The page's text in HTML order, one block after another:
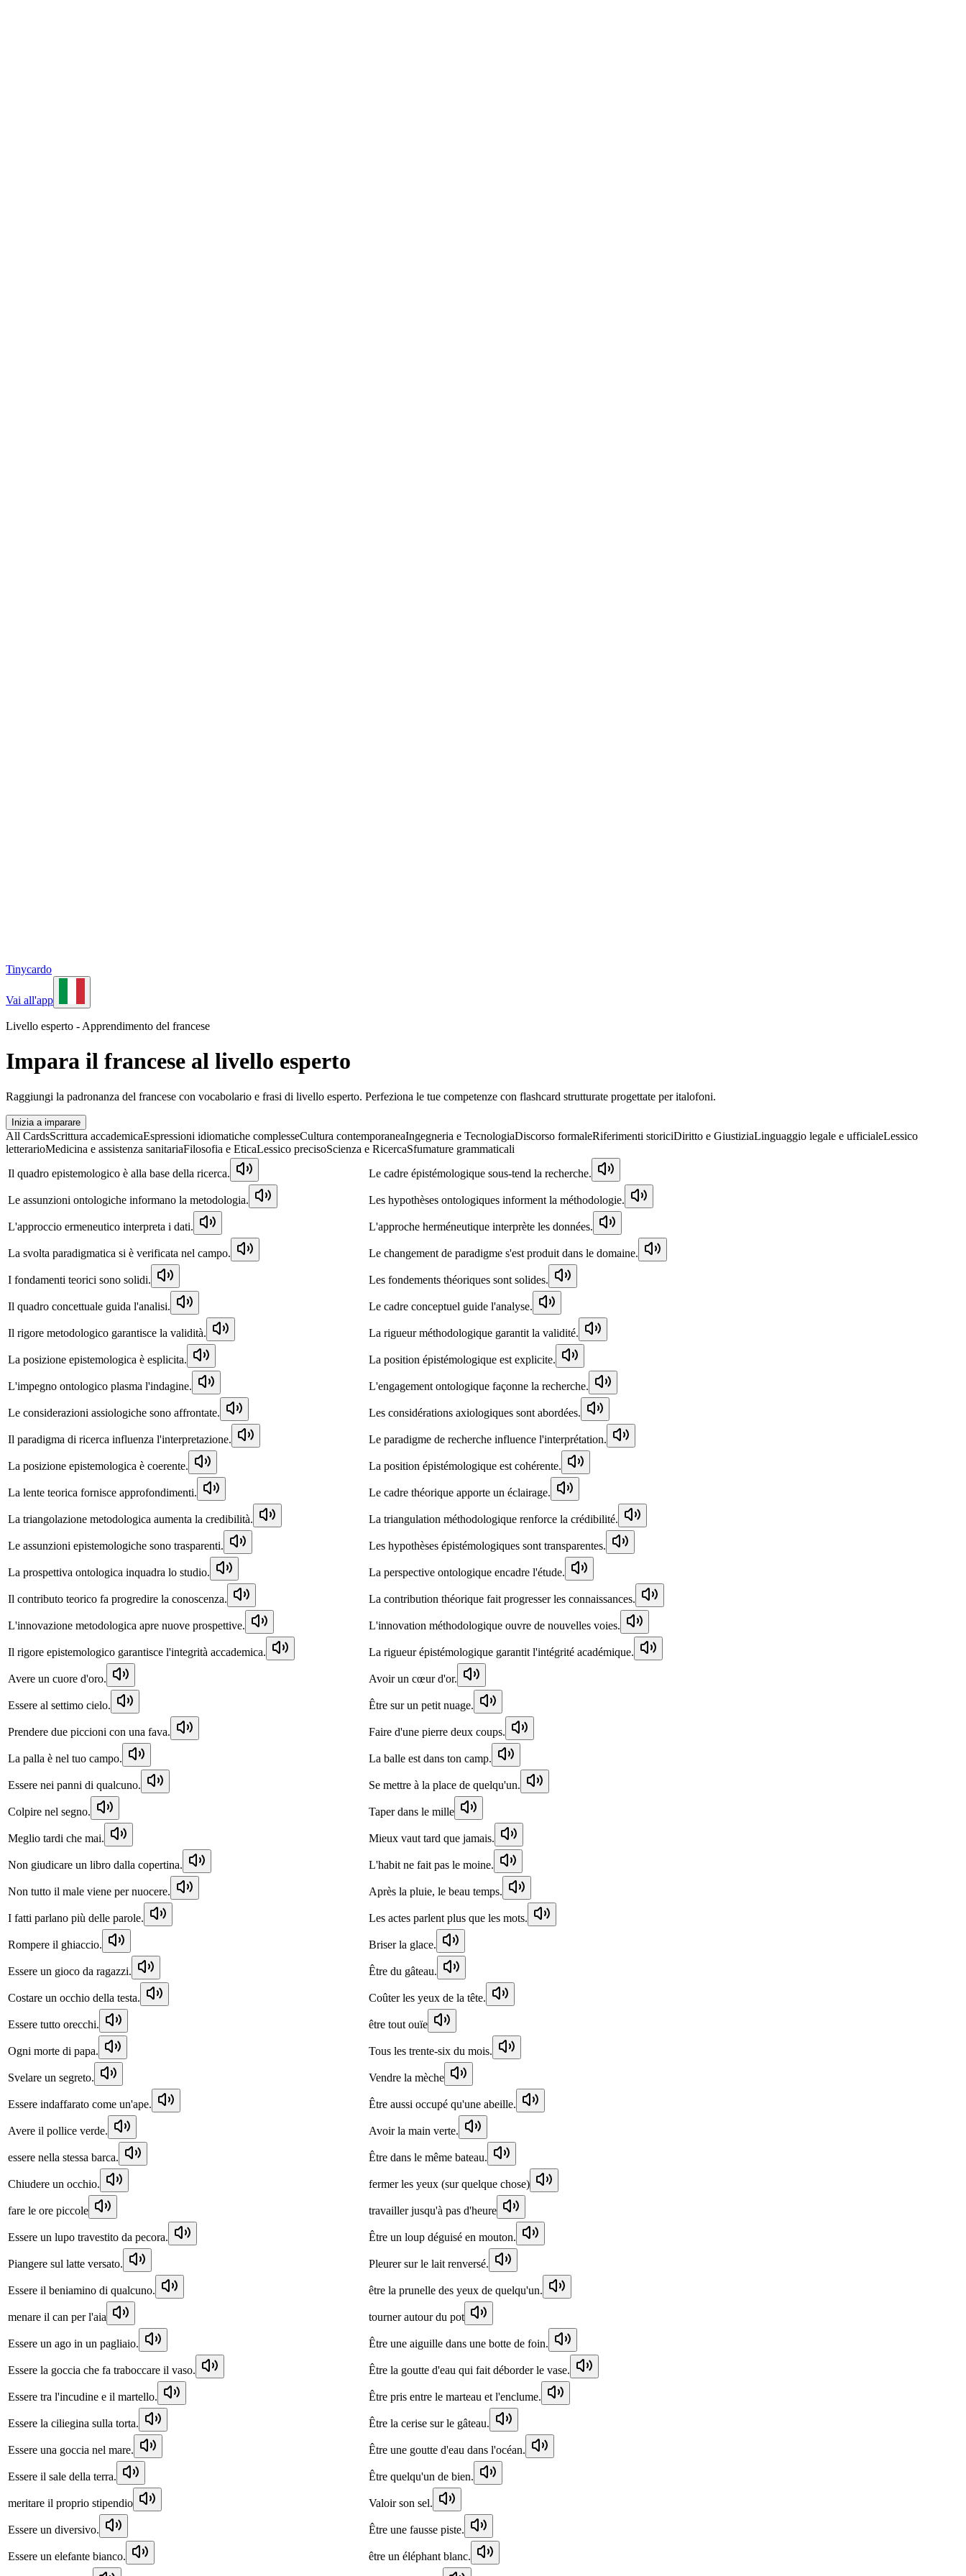
Tinycardo
Vai all'app
Livello esperto - Apprendimento del francese
Impara il francese al livello esperto
Raggiungi la padronanza del francese con vocabolario e frasi di livello esperto. Perfeziona le tue competenze con flashcard strutturate progettate per italofoni.
Inizia a imparare
All CardsScrittura accademicaEspressioni idiomatiche complesseCultura contemporaneaIngegneria e TecnologiaDiscorso formaleRiferimenti storiciDiritto e GiustiziaLinguaggio legale e ufficialeLessico
letterarioMedicina e assistenza sanitariaFilosofia e EticaLessico precisoScienza e RicercaSfumature grammaticali
Il quadro epistemologico è alla base della ricerca.
Le cadre épistémologique sous-tend la recherche.
Le assunzioni ontologiche informano la metodologia. Les hypothèses ontologiques informent la méthodologie.
L'approccio ermeneutico interpreta i dati. L'approche herméneutique interprète les données.
La svolta paradigmatica si è verificata nel campo. Le changement de paradigme s'est produit dans le domaine.
I fondamenti teorici sono solidi. Les fondements théoriques sont solides.
Il quadro concettuale guida l'analisi. Le cadre conceptuel guide l'analyse.
Il rigore metodologico garantisce la validità. La rigueur méthodologique garantit la validité.
La posizione epistemologica è esplicita. La position épistémologique est explicite.
L'impegno ontologico plasma l'indagine. L'engagement ontologique façonne la recherche.
Le considerazioni assiologiche sono affrontate. Les considérations axiologiques sont abordées.
Il paradigma di ricerca influenza l'interpretazione. Le paradigme de recherche influence l'interprétation.
La posizione epistemologica è coerente. La position épistémologique est cohérente.
La lente teorica fornisce approfondimenti. Le cadre théorique apporte un éclairage.
La triangolazione metodologica aumenta la credibilità. La triangulation méthodologique renforce la crédibilité.
Le assunzioni epistemologiche sono trasparenti. Les hypothèses épistémologiques sont transparentes.
La prospettiva ontologica inquadra lo studio. La perspective ontologique encadre l'étude.
Il contributo teorico fa progredire la conoscenza. La contribution théorique fait progresser les connaissances.
L'innovazione metodologica apre nuove prospettive. L'innovation méthodologique ouvre de nouvelles voies.
Il rigore epistemologico garantisce l'integrità accademica. La rigueur épistémologique garantit l'intégrité académique.
Avere un cuore d'oro. Avoir un cœur d'or.
Essere al settimo cielo. Être sur un petit nuage.
Prendere due piccioni con una fava. Faire d'une pierre deux coups.
La palla è nel tuo campo. La balle est dans ton camp.
Essere nei panni di qualcuno. Se mettre à la place de quelqu'un.
Colpire nel segno. Taper dans le mille
Meglio tardi che mai. Mieux vaut tard que jamais.
Non giudicare un libro dalla copertina. L'habit ne fait pas le moine.
Non tutto il male viene per nuocere. Après la pluie, le beau temps.
I fatti parlano più delle parole. Les actes parlent plus que les mots.
Rompere il ghiaccio. Briser la glace.
Essere un gioco da ragazzi. Être du gâteau.
Costare un occhio della testa. Coûter les yeux de la tête.
Essere tutto orecchi. être tout ouïe
Ogni morte di papa. Tous les trente-six du mois.
Svelare un segreto. Vendre la mèche
Essere indaffarato come un'ape. Être aussi occupé qu'une abeille.
Avere il pollice verde. Avoir la main verte.
essere nella stessa barca. Être dans le même bateau.
Chiudere un occhio. fermer les yeux (sur quelque chose)
fare le ore piccole travailler jusqu'à pas d'heure
Essere un lupo travestito da pecora. Être un loup déguisé en mouton.
Piangere sul latte versato. Pleurer sur le lait renversé.
Essere il beniamino di qualcuno. être la prunelle des yeux de quelqu'un.
menare il can per l'aia tourner autour du pot
Essere un ago in un pagliaio. Être une aiguille dans une botte de foin.
Essere la goccia che fa traboccare il vaso. Être la goutte d'eau qui fait déborder le vase.
Essere tra l'incudine e il martello. Être pris entre le marteau et l'enclume.
Essere la ciliegina sulla torta. Être la cerise sur le gâteau.
Essere una goccia nel mare. Être une goutte d'eau dans l'océan.
Essere il sale della terra. Être quelqu'un de bien.
meritare il proprio stipendio Valoir son sel.
Essere un diversivo. Être une fausse piste.
Essere un elefante bianco. être un éléphant blanc.